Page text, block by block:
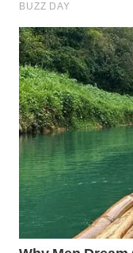
WN
MAJALENGKA
WN
SUBANG
WN
SUKABUMI
PURWAKARTA